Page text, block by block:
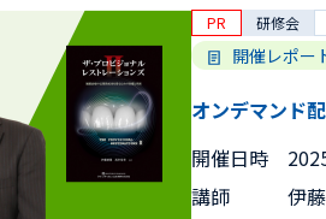
PR 研修会
開催レポー
オンデマンド
開催日時
講師
伊